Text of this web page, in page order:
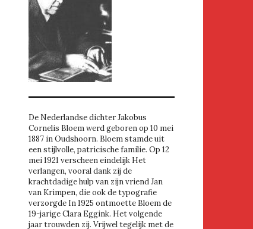
De Nederlandse dichter Jakobus
Cornelis Bloem werd geboren op 10 mei
1887 in Oudshoorn. Bloem stamde uit
een stijlvolle, patricische familie. Op 12
mei 1921 verscheen eindelijk Het
verlangen, vooral dank zij de
krachtdadige hulp van zijn vriend Jan
van Krimpen, die ook de typografie
verzorgde In 1925 ontmoette Bloem de
19-jarige Clara Eggink. Het volgende
jaar trouwden zij. Vrijwel tegelijk met de